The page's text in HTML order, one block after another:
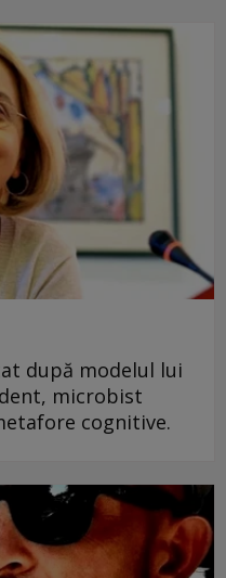
după modelul lui
microbist
cognitive.